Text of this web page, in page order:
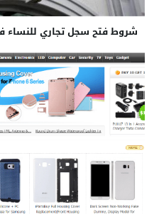
شروط فتح سجل تجاري للنساء